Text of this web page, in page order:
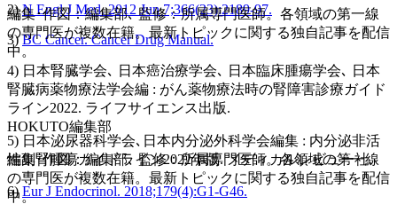
編集･作図：編集部､ 監修：所属専門医師。各領域の第一線
の専門医が複数在籍。最新トピックに関する独自記事を配信
中。
HOKUTO編集部
編集･作図：編集部､ 監修：所属専門医師。各領域の第一線
の専門医が複数在籍。最新トピックに関する独自記事を配信
中。
2)N Engl J Med. 2012 Jun 7;366(23):2189-97.
3)BC Cancer. Cancer Drug Manual.
4) 日本腎臓学会､ 日本癌治療学会､ 日本臨床腫瘍学会､ 日本
腎臓病薬物療法学会編 : がん薬物療法時の腎障害診療ガイド
ライン2022. ライフサイエンス出版.
5) 日本泌尿器科学会､日本内分泌外科学会編集 : 内分泌非活
性副腎腫瘍ガイドライン2022年版. メディカルレビュー社.
6)Eur J Endocrinol. 2018;179(4):G1-G46.